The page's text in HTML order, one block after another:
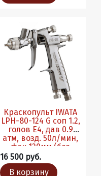
Краскопульт IWATA
LPH-80-124 G соп 1.2,
голов E4, дав 0.9
атм, возд. 50л/мин,
фак 120мм (без
бачка)
16 500 руб.
В корзину